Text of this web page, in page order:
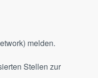
melden.
Stellen zur